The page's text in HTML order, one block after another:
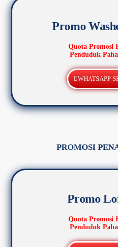
Promo
Quota Promosi
Penduduk
WHATSAPP
PROMOSI
Promo
Quota Promosi
Penduduk